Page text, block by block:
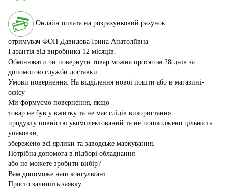
Онлайн оплата на розрахунковий рахунок _______
отримувач ФОП Давидова Ірина Анатоліївна
Гарантія від виробника 12 місяців.
Обмінювати чи повернути товар можна протягом 28 днів за
допомогою служби доставки
Умови повернення: На відділення новоі пошти або в магазині-
офісу
Ми формуємо повернення, якщо
товар не був у вжитку та не має слідів використання
продукту повністю укомплектований та не пошкоджено цільність
упаковки;
збережено всі ярлики та заводське маркування.
Потрібна допомога в підборі обладнання
або не можете зробити вибір?
Вам допоможе наш консультант.
Просто залишіть заявку.